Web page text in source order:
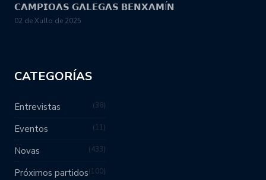
𝗖𝗔𝗠𝗣𝗜𝗢𝗔𝗦 𝗚𝗔𝗟𝗘𝗚𝗔𝗦 𝗕𝗘𝗡𝗫𝗔𝗠Í𝗡
02 de Xullo de 2025
CATEGORÍAS
Entrevistas 38
Eventos 11
Novas 433
Próximos partidos 100